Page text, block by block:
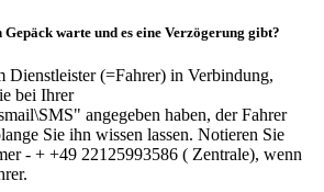
warte und es eine Verzögerung gibt?
Dienstleister (=Fahrer) in Verbindung,
bei Ihrer
angegeben haben, der Fahrer
Sie ihn wissen lassen. Notieren Sie
- + +49 22125993586 ( Zentrale), wenn